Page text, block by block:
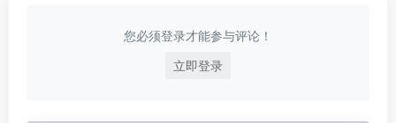
您必须登录才能参与评论！
立即登录